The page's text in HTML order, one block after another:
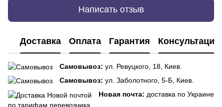
Написать отзыв
Доставка Оплата Гарантия Консультация
Самовывоз: ул. Ревуцкого, 18, Киев.
Самовывоз: ул. Заболотного, 5-Б, Киев.
Новая почта: доставка по Украине
по тарифам перевозчика.